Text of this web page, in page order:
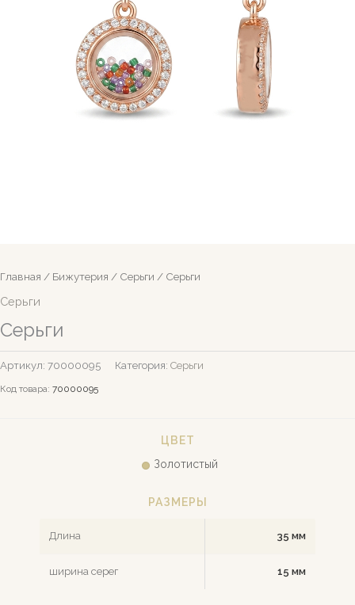
Главная / Бижутерия / Серьги / Серьги
Серьги
Серьги
Артикул: 70000095 Категория: Серьги
Код товара: 70000095
ЦВЕТ
Золотистый
РАЗМЕРЫ
Длина 35 мм
ширина серег 15 мм